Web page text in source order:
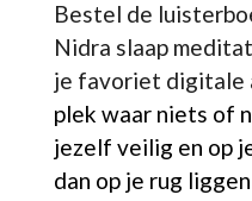
Bestel de
Nidra slaap
je favoriet digitale
plek waar niets of
jezelf veilig en op
dan op je rug